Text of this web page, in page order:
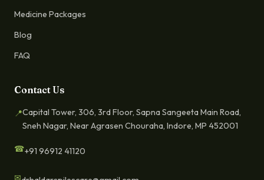
Medicine Packages
Blog
FAQ
Contact Us
📍Capital Tower, 306, 3rd Floor, Sapna Sangeeta Main Road,
Sneh Nagar, Near Agrasen Chouraha, Indore, MP 452001
☎+91 96912 41120